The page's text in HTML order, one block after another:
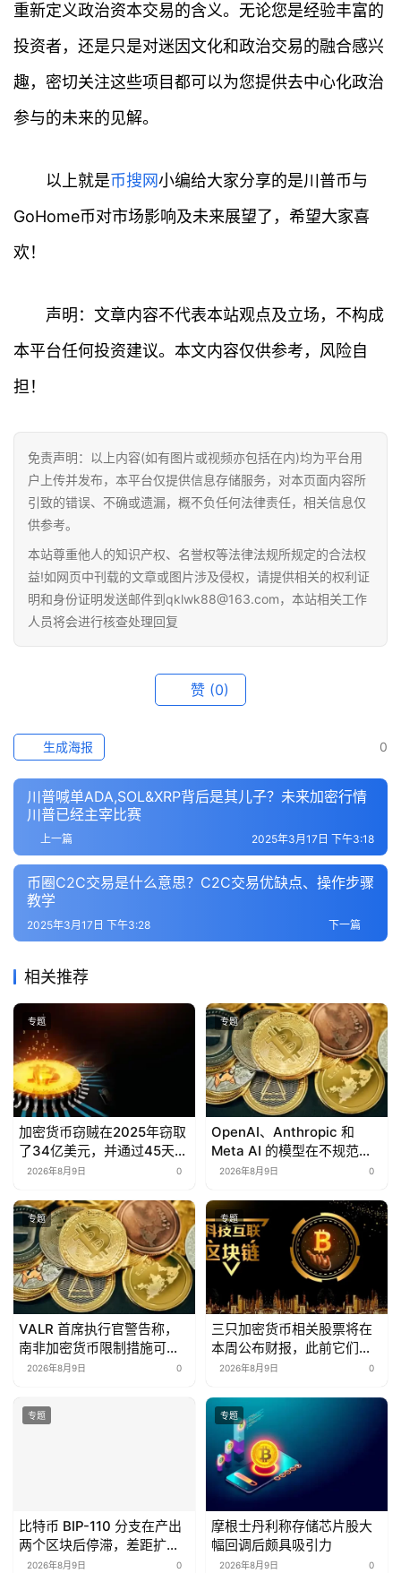
重新定义政治资本交易的含义。无论您是经验丰富的
投资者，还是只是对迷因文化和政治交易的融合感兴
趣，密切关注这些项目都可以为您提供去中心化政治
参与的未来的见解。
以上就是币搜网小编给大家分享的是川普币与
GoHome币对市场影响及未来展望了，希望大家喜
欢！
声明：文章内容不代表本站观点及立场，不构成
本平台任何投资建议。本文内容仅供参考，风险自
担！
免责声明：以上内容(如有图片或视频亦包括在内)均为平台用
户上传并发布，本平台仅提供信息存储服务，对本页面内容所
引致的错误、不确或遗漏，概不负任何法律责任，相关信息仅
供参考。
本站尊重他人的知识产权、名誉权等法律法规所规定的合法权
益!如网页中刊载的文章或图片涉及侵权，请提供相关的权利证
明和身份证明发送邮件到qklwk88@163.com，本站相关工作
人员将会进行核查处理回复
赞 (0)
0
生成海报
川普喊单ADA,SOL&XRP背后是其儿子？未来加密行情
川普已经主宰比赛
上一篇 2025年3月17日 下午3:18
币圈C2C交易是什么意思？C2C交易优缺点、操作步骤
教学
下一篇
2025年3月17日 下午3:28
相关推荐
专题
加密货币窃贼在2025年窃取
了34亿美元，并通过45天的
洗钱周期将其洗白。
2026年8月9日 0
专题
OpenAI、Anthropic 和
Meta AI 的模型在不规范测
试中访问了未经授权的网站
2026年8月9日 0
专题
VALR 首席执行官警告称，
南非加密货币限制措施可能
将市场推向海外
2026年8月9日 0
专题
三只加密货币相关股票将在
本周公布财报，此前它们在
第一季度出现亏损。
2026年8月9日 0
专题
比特币 BIP-110 分支在产出
两个区块后停滞，差距扩大
至 88 个区块
2026年8月9日 0
专题
摩根士丹利称存储芯片股大
幅回调后颇具吸引力
2026年8月9日 0